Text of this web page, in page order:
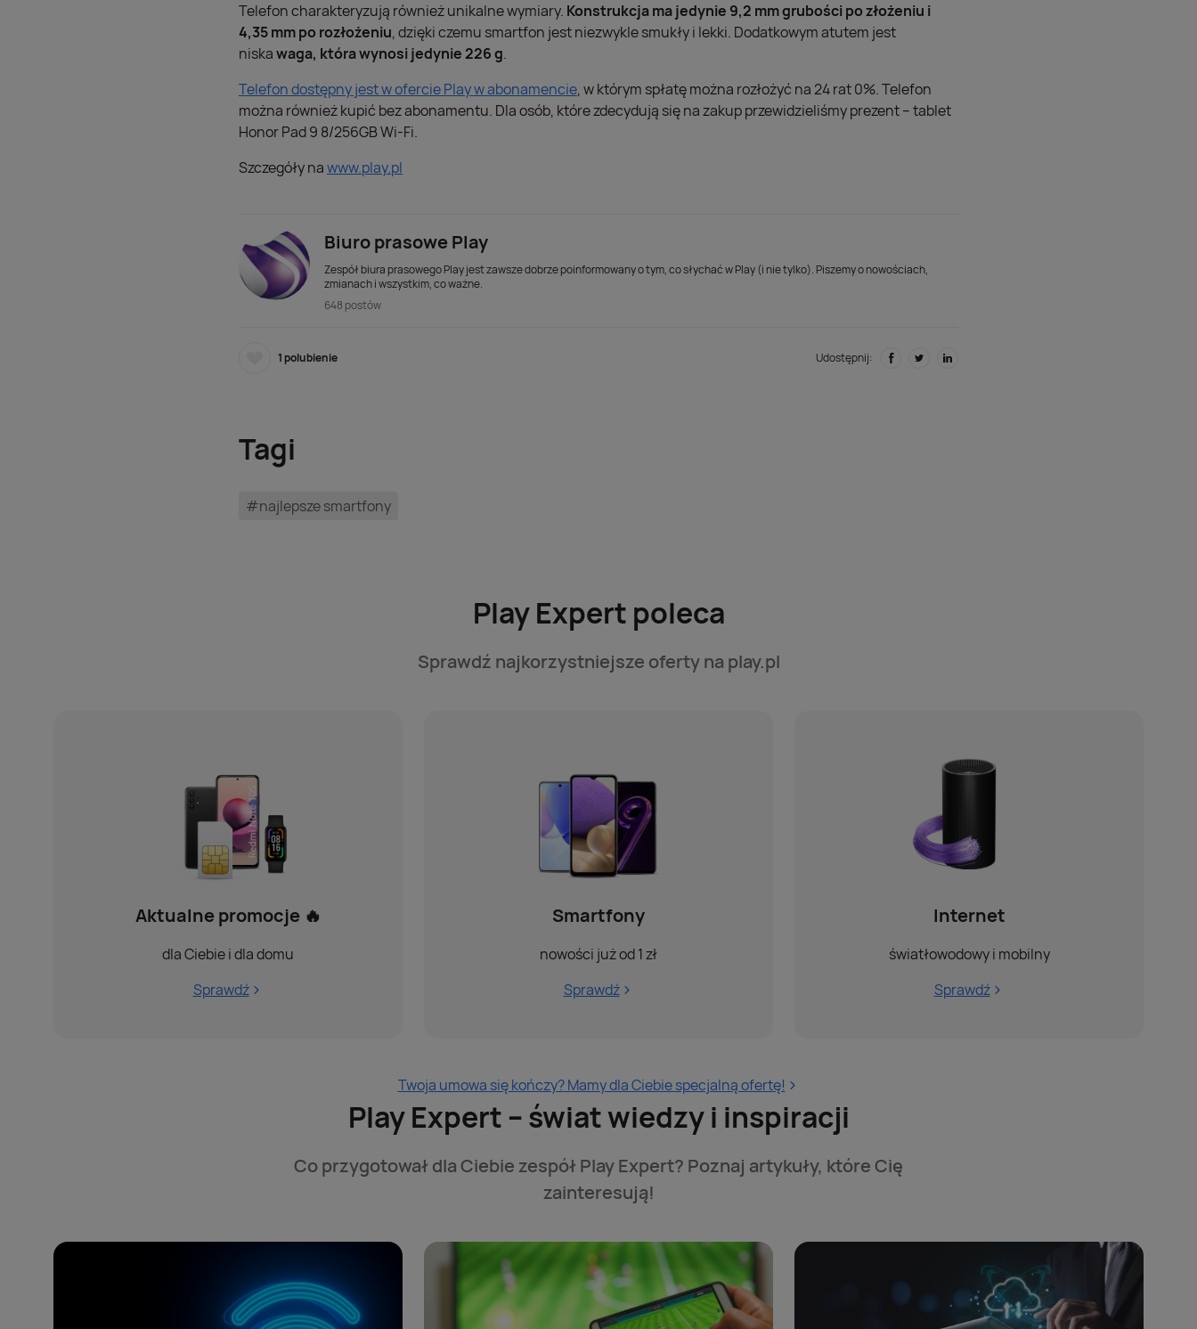
Telefon charakteryzują również unikalne wymiary. Konstrukcja ma jedynie 9,2 mm grubości po złożeniu i
4,35 mm po rozłożeniu, dzięki czemu smartfon jest niezwykle smukły i lekki. Dodatkowym atutem jest
niskawaga, która wynosi jedynie 226 g.
Telefon dostępny jest w ofercie Play w abonamencie, w którym spłatę można rozłożyć na 24 rat 0%. Telefon
można również kupić bez abonamentu. Dla osób, które zdecydują się na zakup przewidzieliśmy prezent – tablet
Honor Pad 9 8/256GB Wi-Fi.
Szczegóły nawww.play.pl
Biuro prasowe Play
Zespół biura prasowego Play jest zawsze dobrze poinformowany o tym, co słychać w Play (i nie tylko). Piszemy o nowościach,
zmianach i wszystkim, co ważne.
648 postów
1 polubienie Udostępnij:
Tagi
#najlepsze smartfony
Play Expert poleca
Sprawdź najkorzystniejsze oferty na play.pl
Aktualne promocje 🔥
dla Ciebie i dla domu
Sprawdź
Smartfony
nowości już od 1 zł
Sprawdź
Internet
światłowodowy i mobilny
Sprawdź
Twoja umowa się kończy? Mamy dla Ciebie specjalną ofertę!
Play Expert – świat wiedzy i inspiracji
Co przygotował dla Ciebie zespół Play Expert? Poznaj artykuły, które Cię
zainteresują!